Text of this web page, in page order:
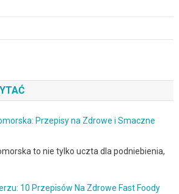
Przepisy na Zdrowe i Smaczne
to nie tylko uczta dla podniebienia,
10 Przepisów Na Zdrowe Fast Foody